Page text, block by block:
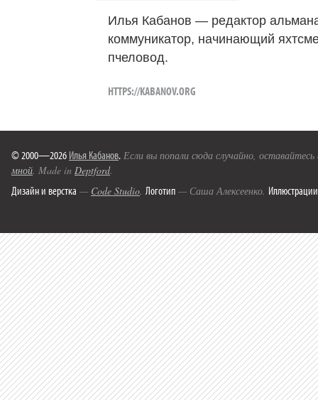
Илья Кабанов — редактор
коммуникатор, начинающий
пчеловод.
HTTPS://KABANOV.ORG
© 2000—2026 Илья Кабанов. Если вы попали сюда случайно,
мной. Made in Deptford.
Дизайн и верстка — Code Studio. Логотип — Саша Алексеенко. Иллюстрации